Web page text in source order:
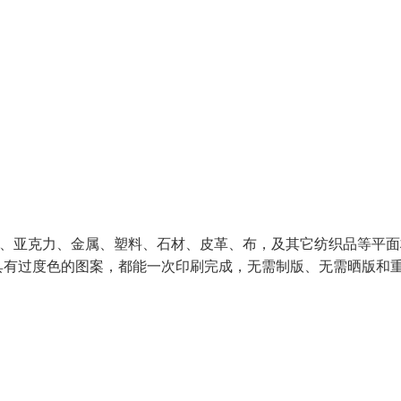
亚克力、金属、塑料、石材、皮革、布，及其它纺织品等平
过度色的图案，都能一次印刷完成，无需制版、无需晒版和